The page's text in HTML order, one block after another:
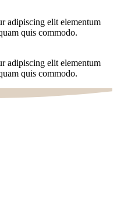
adipiscing elit elementum
quis commodo.
adipiscing elit elementum
quis commodo.